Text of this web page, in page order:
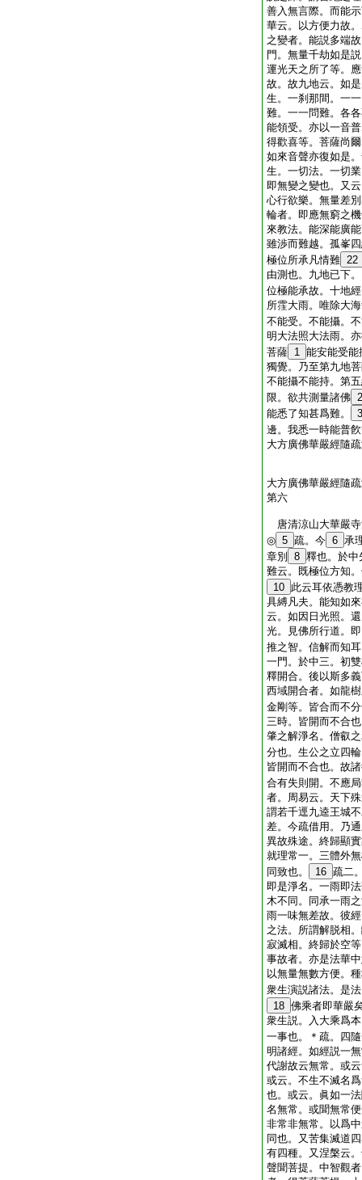
善入無言際。而能
華云。以方便力故
之變者。能説多端
門。無量千劫如是
運光天之所了等。
故。故九地云。如
生。一刹那間。一
難。一一問難。各
能領受。亦以一音
得歡喜等。菩薩尚
如來音聲亦復如是
生。一切法。一切
即無變之變也。又
心行欲樂。無量差
輪者。即應無窮之
來教法。能深能廣
雖渉而難越。孤峯
極位所承凡情難 22
由測也。九地已下
位極能承故。十地
所霔大雨。唯除大
不能受。不能攝。
明大法照大法雨。
菩薩 1 能安能受能
獨覺。乃至第九地
不能攝不能持。第
限。欲共測量諸佛 2
能悉了知甚爲難。
3
邊。我悉一時能普
大方廣佛華嚴經隨
大方廣佛華嚴經隨
第六
唐清涼山大華嚴
◎ 5 疏。今 6 承
章別
8 釋也。於中
難云。既極位方知
10 此云耳依憑教
具縛凡夫。能知如
云。如因日光照。
光。見佛所行道。
推之智。信解而知
一門。於中三。初
釋開合。後以斯多
西域開合者。如龍
金剛等。皆合而不
三時。皆開而不合
肇之解淨名。僧叡
分也。生公之立四
皆開而不合也。故
合有失則開。不應
者。周易云。天下
謂若千逕九逵王城
差。今疏借用。乃
異故殊途。終歸顯
就理常一。三體外
同致也。
16 疏二
即是淨名。一雨即
木不同。同承一雨
雨一味無差故。彼
之法。所謂解脱相
寂滅相。終歸於空
事故者。亦是法華
以無量無數方便。
衆生演説諸法。是
18 佛乘者即華嚴
衆生説。入大乘爲
一事也。＊疏。四
明諸經。如經説一
代謝故云無常。或
或云。不生不滅名
也。或云。眞如一
名無常。或聞無常
非常非無常。以爲
同也。又苦集滅道
有四種。又涅槃云
聲聞菩提。中智觀